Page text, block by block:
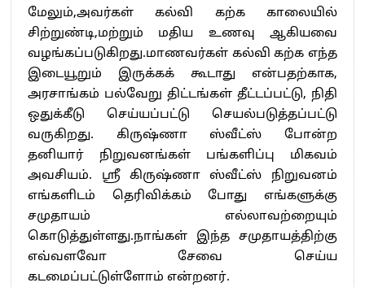
மேலும்,அவர்கள் கல்வி கற்க காலையில்
சிற்றுண்டி,மற்றும் மதிய உணவு ஆகியவை
வழங்கப்படுகிறது.மாணவர்கள் கல்வி கற்க எந்த
இடையூறும் இருக்கக் கூடாது என்பதற்காக,
அரசாங்கம் பல்வேறு திட்டங்கள் தீட்டப்பட்டு, நிதி
ஒதுக்கீடு செய்யப்பட்டு செயல்படுத்தப்பட்டு
வருகிறது. கிருஷ்ணா ஸ்வீட்ஸ் போன்ற
தனியார் நிறுவனங்கள் பங்களிப்பு மிகவம்
அவசியம். ஸ்ரீ கிருஷ்ணா ஸ்வீட்ஸ் நிறுவனம்
எங்களிடம் தெரிவிக்கம் போது எங்களுக்கு
சமுதாயம் எல்லாவற்றையும்
கொடுத்துள்ளது.நாங்கள் இந்த சமுதாயத்திற்கு
எவ்வளவோ சேவை செய்ய
கடமைப்பட்டுள்ளோம் என்றனர்.